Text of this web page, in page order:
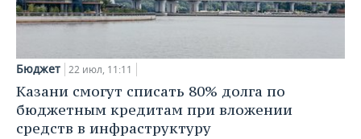
Бюджет 22 июл, 11:11
Казани смогут списать 80% долга по
бюджетным кредитам при вложении
средств в инфраструктуру